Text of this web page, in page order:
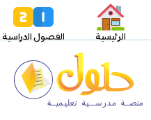
الرئيسية الفصول الدراسية